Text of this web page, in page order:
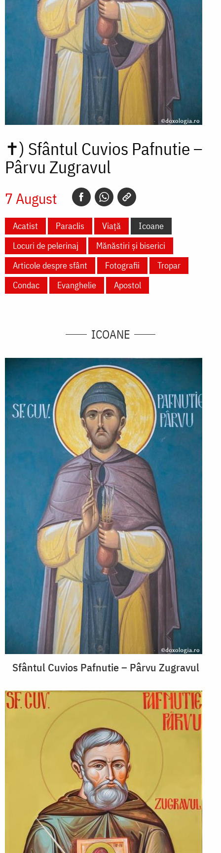
✝) Sfântul Cuvios Pafnutie –
Pârvu Zugravul
7 August
Acatist Paraclis Viață
Icoane
Locuri de pelerinaj
Mănăstiri și biserici
Articole despre sfânt
Fotografii
Tropar
Condac
Evanghelie Apostol
ICOANE
Sfântul Cuvios Pafnutie – Pârvu Zugravul